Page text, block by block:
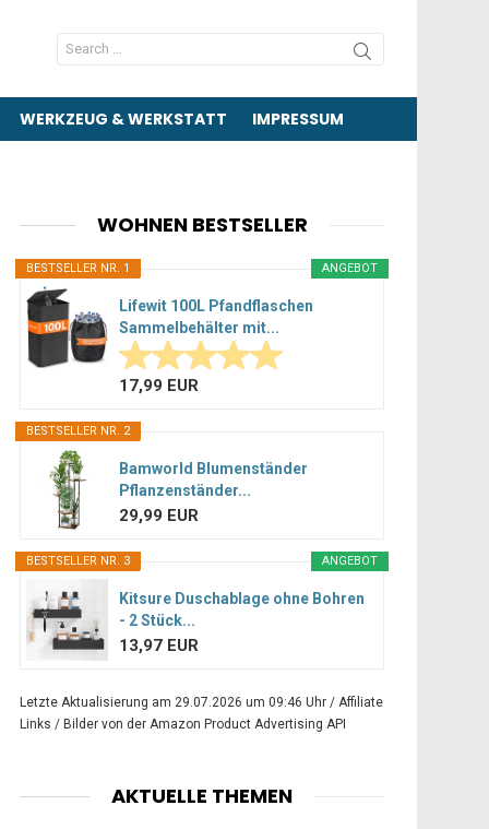
Search
for:
WERKZEUG & WERKSTATT IMPRESSUM
WOHNEN BESTSELLER
ANGEBOT
BESTSELLER NR. 1
Lifewit 100L Pfandflaschen
Sammelbehälter mit...
17,99 EUR
BESTSELLER NR. 2
Bamworld Blumenständer
Pflanzenständer...
29,99 EUR
ANGEBOT
BESTSELLER NR. 3
Kitsure Duschablage ohne Bohren
- 2 Stück...
13,97 EUR
Letzte Aktualisierung am 29.07.2026 um 09:46 Uhr / Affiliate
Links / Bilder von der Amazon Product Advertising API
AKTUELLE THEMEN